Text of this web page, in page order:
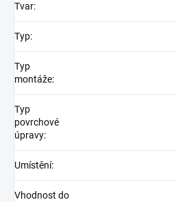
Tvar:
Typ:
Typ
montáže:
Typ
povrchové
úpravy:
Umístění:
Vhodnost do